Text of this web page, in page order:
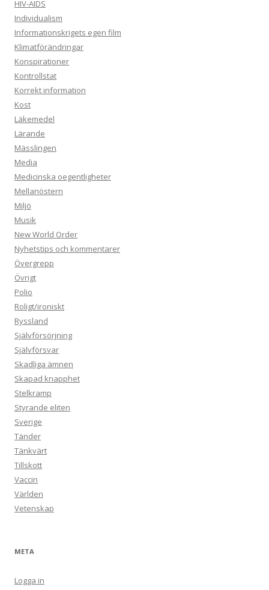
HIV-AIDS
Individualism
Informationskrigets egen film
Klimatförändringar
Konspirationer
Kontrollstat
Korrekt information
Kost
Läkemedel
Lärande
Mässlingen
Media
Medicinska oegentligheter
Mellanöstern
Miljö
Musik
New World Order
Nyhetstips och kommentarer
Övergrepp
Övrigt
Polio
Roligt/ironiskt
Ryssland
Självförsörjning
Självförsvar
Skadliga ämnen
Skapad knapphet
Stelkramp
Styrande eliten
Sverige
Tänder
Tänkvärt
Tillskott
Vaccin
Världen
Vetenskap
META
Logga in